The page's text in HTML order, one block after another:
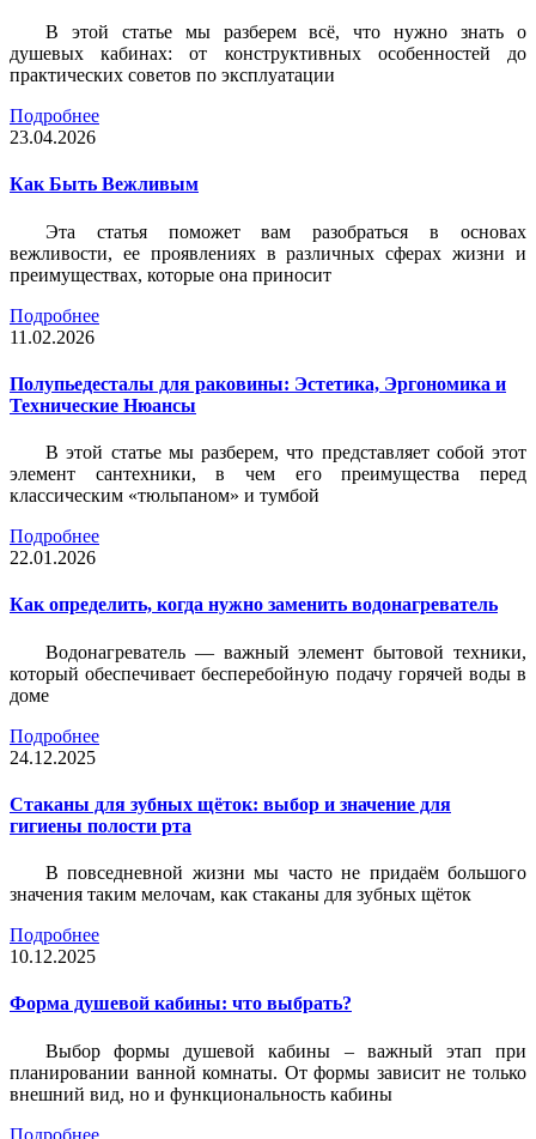
В этой статье мы разберем всё, что нужно знать о
душевых кабинах: от конструктивных особенностей до
практических советов по эксплуатации
Подробнее
23.04.2026
Как Быть Вежливым
Эта статья поможет вам разобраться в основах
вежливости, ее проявлениях в различных сферах жизни и
преимуществах, которые она приносит
Подробнее
11.02.2026
Полупьедесталы для раковины: Эстетика, Эргономика и
Технические Нюансы
В этой статье мы разберем, что представляет собой этот
элемент сантехники, в чем его преимущества перед
классическим «тюльпаном» и тумбой
Подробнее
22.01.2026
Как определить, когда нужно заменить водонагреватель
Водонагреватель — важный элемент бытовой техники,
который обеспечивает бесперебойную подачу горячей воды в
доме
Подробнее
24.12.2025
Стаканы для зубных щёток: выбор и значение для
гигиены полости рта
В повседневной жизни мы часто не придаём большого
значения таким мелочам, как стаканы для зубных щёток
Подробнее
10.12.2025
Форма душевой кабины: что выбрать?
Выбор формы душевой кабины – важный этап при
планировании ванной комнаты. От формы зависит не только
внешний вид, но и функциональность кабины
Подробнее